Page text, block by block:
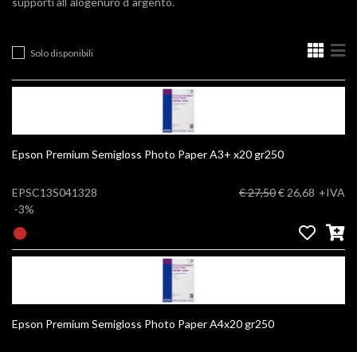
Solo disponibili
Epson Premium Semigloss Photo Paper A3+ x20 gr250
EPSC13S041328
-3%
€ 27,50€ 26,68 +IVA
Epson Premium Semigloss Photo Paper A4x20 gr250